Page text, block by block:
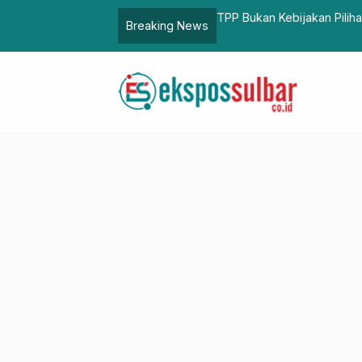
Breaking News
Pajak Wajib Masuk APBD: Penegasan
DockFestRun